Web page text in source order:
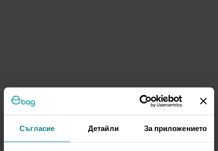
Съгласие Детайли За приложението